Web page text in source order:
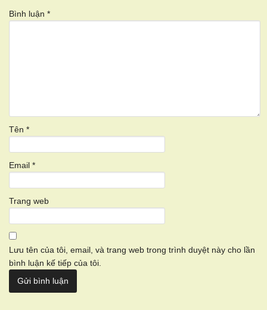
Bình luận *
Tên *
Email *
Trang web
Lưu tên của tôi, email, và trang web trong trình duyệt này cho lần
bình luận kế tiếp của tôi.